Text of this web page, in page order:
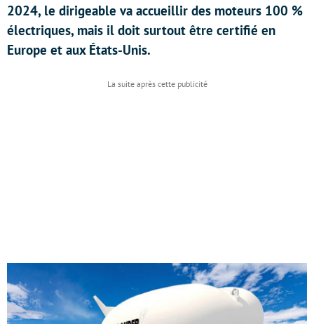
2024, le dirigeable va accueillir des moteurs 100 %
électriques, mais il doit surtout être certifié en
Europe et aux États-Unis.